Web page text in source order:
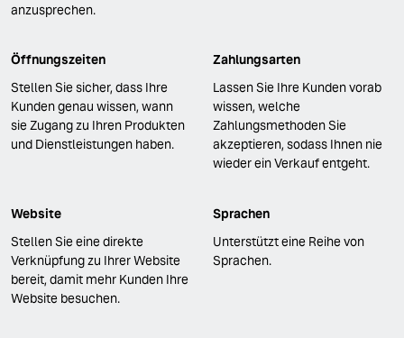
anzusprechen.
Öffnungszeiten
Stellen Sie sicher, dass Ihre
Kunden genau wissen, wann
sie Zugang zu Ihren Produkten
und Dienstleistungen haben.
Zahlungsarten
Lassen Sie Ihre Kunden vorab
wissen, welche
Zahlungsmethoden Sie
akzeptieren, sodass Ihnen nie
wieder ein Verkauf entgeht.
Website
Stellen Sie eine direkte
Verknüpfung zu Ihrer Website
bereit, damit mehr Kunden Ihre
Website besuchen.
Sprachen
Unterstützt eine Reihe von
Sprachen.